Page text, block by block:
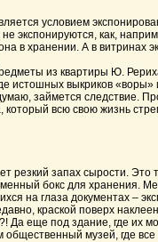
условием
экспонируются, как,
хранении. А в витринах
из квартиры Ю.
истошных выкриков
займется следствие.
всю свою жизнь
запах сырости. Это
бокс для хранения.
на глаза документах –
краской поверх
Да еще под здание, где их
общественный музей, где